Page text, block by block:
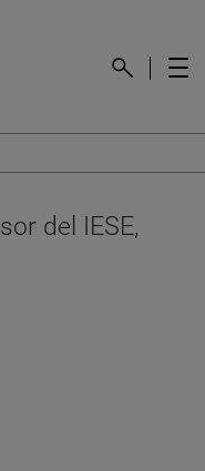
del IESE,